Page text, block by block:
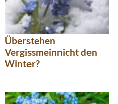
Überstehen
Vergissmeinnicht den
Winter?